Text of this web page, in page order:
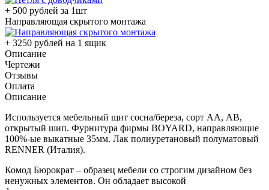
+ 500 рублей за 1шт
Направляющая скрытого монтажа
+ 3250 рублей на 1 ящик
Описание
Чертежи
Отзывы
Оплата
Описание
Используется мебельный щит сосна/береза, сорт АА, АВ,
открытый шип. Фурнитура фирмы BOYARD, направляющие
100%-ые выкатные 35мм. Лак полиуретановый полуматовый
RENNER (Италия).
Комод Бюрократ – образец мебели со строгим дизайном без
ненужных элементов. Он обладает высокой